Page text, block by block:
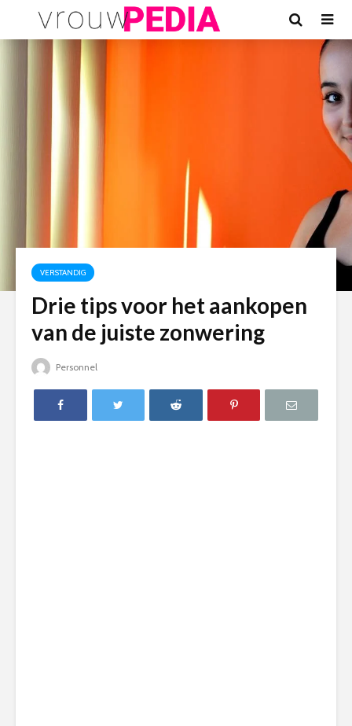
VERSTANDIG
Drie tips voor het aankopen
van de juiste zonwering
Personnel